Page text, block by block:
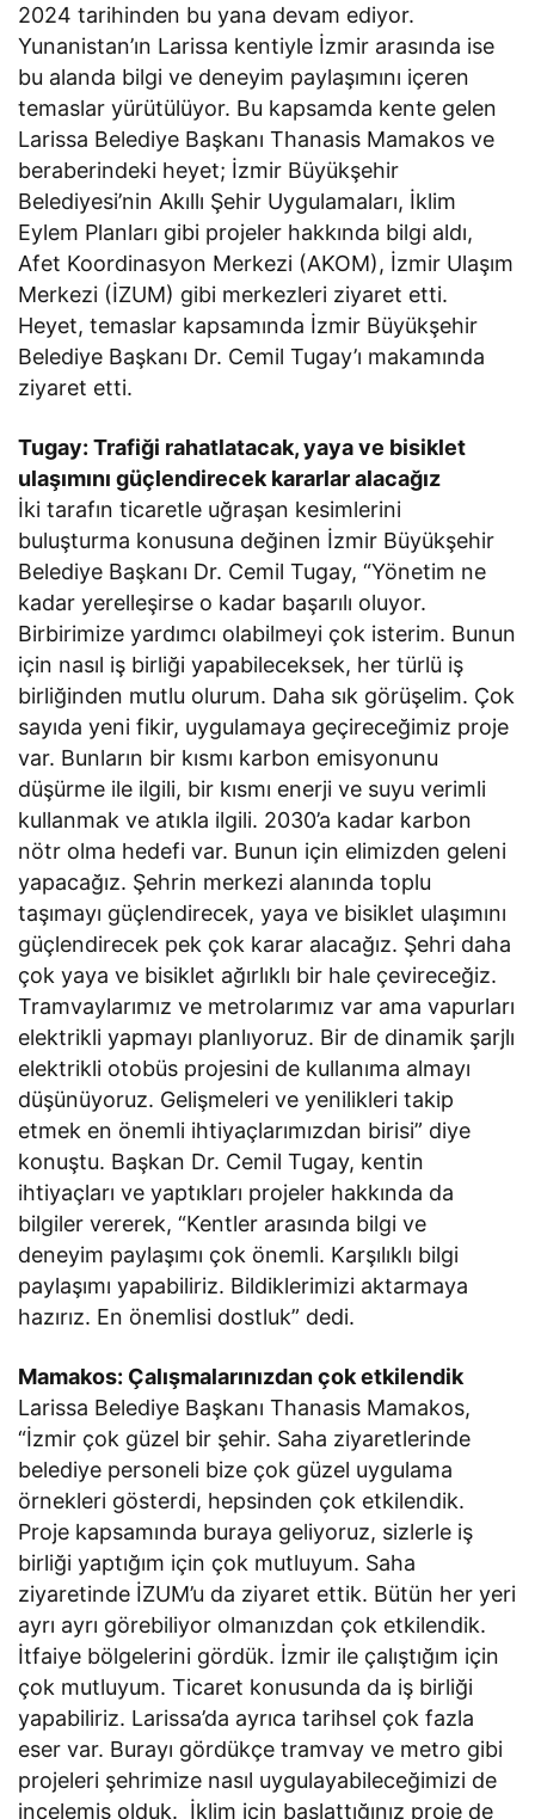
2024 tarihinden bu yana devam ediyor.
Yunanistan’ın Larissa kentiyle İzmir arasında ise
bu alanda bilgi ve deneyim paylaşımını içeren
temaslar yürütülüyor. Bu kapsamda kente gelen
Larissa Belediye Başkanı Thanasis Mamakos ve
beraberindeki heyet; İzmir Büyükşehir
Belediyesi’nin Akıllı Şehir Uygulamaları, İklim
Eylem Planları gibi projeler hakkında bilgi aldı,
Afet Koordinasyon Merkezi (AKOM), İzmir Ulaşım
Merkezi (İZUM) gibi merkezleri ziyaret etti.
Heyet, temaslar kapsamında İzmir Büyükşehir
Belediye Başkanı Dr. Cemil Tugay’ı makamında
ziyaret etti.
Tugay: Trafiği rahatlatacak, yaya ve bisiklet
ulaşımını güçlendirecek kararlar alacağız
İki tarafın ticaretle uğraşan kesimlerini
buluşturma konusuna değinen İzmir Büyükşehir
Belediye Başkanı Dr. Cemil Tugay, “Yönetim ne
kadar yerelleşirse o kadar başarılı oluyor.
Birbirimize yardımcı olabilmeyi çok isterim. Bunun
için nasıl iş birliği yapabileceksek, her türlü iş
birliğinden mutlu olurum. Daha sık görüşelim. Çok
sayıda yeni fikir, uygulamaya geçireceğimiz proje
var. Bunların bir kısmı karbon emisyonunu
düşürme ile ilgili, bir kısmı enerji ve suyu verimli
kullanmak ve atıkla ilgili. 2030’a kadar karbon
nötr olma hedefi var. Bunun için elimizden geleni
yapacağız. Şehrin merkezi alanında toplu
taşımayı güçlendirecek, yaya ve bisiklet ulaşımını
güçlendirecek pek çok karar alacağız. Şehri daha
çok yaya ve bisiklet ağırlıklı bir hale çevireceğiz.
Tramvaylarımız ve metrolarımız var ama vapurları
elektrikli yapmayı planlıyoruz. Bir de dinamik şarjlı
elektrikli otobüs projesini de kullanıma almayı
düşünüyoruz. Gelişmeleri ve yenilikleri takip
etmek en önemli ihtiyaçlarımızdan birisi” diye
konuştu. Başkan Dr. Cemil Tugay, kentin
ihtiyaçları ve yaptıkları projeler hakkında da
bilgiler vererek, “Kentler arasında bilgi ve
deneyim paylaşımı çok önemli. Karşılıklı bilgi
paylaşımı yapabiliriz. Bildiklerimizi aktarmaya
hazırız. En önemlisi dostluk” dedi.
Mamakos: Çalışmalarınızdan çok etkilendik
Larissa Belediye Başkanı Thanasis Mamakos,
“İzmir çok güzel bir şehir. Saha ziyaretlerinde
belediye personeli bize çok güzel uygulama
örnekleri gösterdi, hepsinden çok etkilendik.
Proje kapsamında buraya geliyoruz, sizlerle iş
birliği yaptığım için çok mutluyum. Saha
ziyaretinde İZUM’u da ziyaret ettik. Bütün her yeri
ayrı ayrı görebiliyor olmanızdan çok etkilendik.
İtfaiye bölgelerini gördük. İzmir ile çalıştığım için
çok mutluyum. Ticaret konusunda da iş birliği
yapabiliriz. Larissa’da ayrıca tarihsel çok fazla
eser var. Burayı gördükçe tramvay ve metro gibi
projeleri şehrimize nasıl uygulayabileceğimizi de
incelemiş olduk. İklim için başlattığınız proje de